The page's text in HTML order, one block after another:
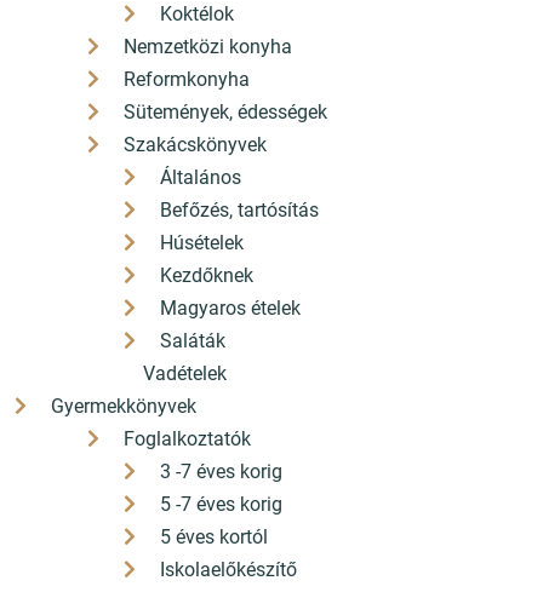
Koktélok
Nemzetközi konyha
Reformkonyha
Sütemények, édességek
Szakácskönyvek
Általános
Befőzés, tartósítás
Húsételek
Kezdőknek
Magyaros ételek
Saláták
Vadételek
Gyermekkönyvek
Foglalkoztatók
3 -7 éves korig
5 -7 éves korig
5 éves kortól
Iskolaelőkészítő
©2025 konyvbox.hu